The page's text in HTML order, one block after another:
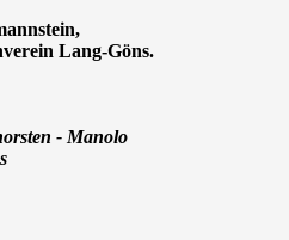
Lang-Göns.
- Manolo